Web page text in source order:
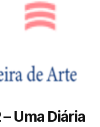
Uma Diária